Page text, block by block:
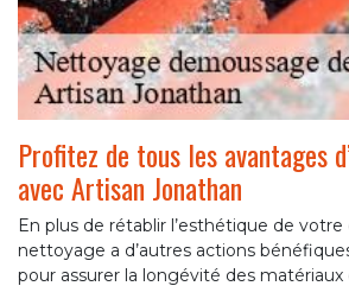
Profitez de tous les avantages
avec Artisan Jonathan
En plus de rétablir l’esthétique de
nettoyage a d’autres actions
pour assurer la longévité des